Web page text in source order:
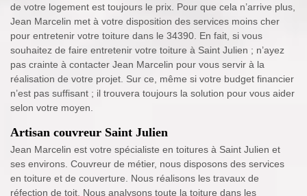
de votre logement est toujours le prix. Pour que cela n’arrive plus,
Jean Marcelin met à votre disposition des services moins cher
pour entretenir votre toiture dans le 34390. En fait, si vous
souhaitez de faire entretenir votre toiture à Saint Julien ; n’ayez
pas crainte à contacter Jean Marcelin pour vous servir à la
réalisation de votre projet. Sur ce, même si votre budget financier
n’est pas suffisant ; il trouvera toujours la solution pour vous aider
selon votre moyen.
Artisan couvreur Saint Julien
Jean Marcelin est votre spécialiste en toitures à Saint Julien et
ses environs. Couvreur de métier, nous disposons des services
en toiture et de couverture. Nous réalisons les travaux de
réfection de toit. Nous analysons toute la toiture dans les